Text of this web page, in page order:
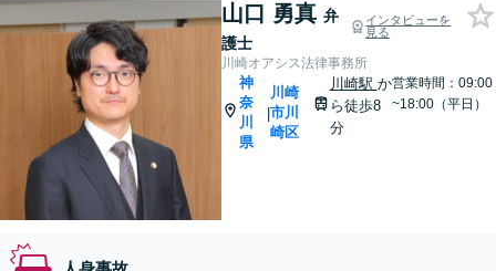
山口 勇真 弁
護士
インタビューを
見る
川崎オアシス法律事務所
神
奈
川
県
|
川崎
市川
崎区
川崎駅 か
ら徒歩8
分
営業時間：09:00
~18:00（平日）